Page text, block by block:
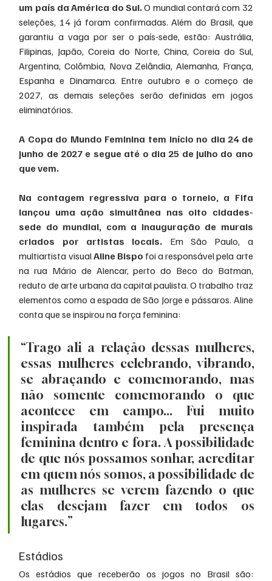
um país da América do Sul. O mundial contará com 32
seleções, 14 já foram confirmadas. Além do Brasil, que
garantiu a vaga por ser o país-sede, estão: Austrália,
Filipinas, Japão, Coreia do Norte, China, Coreia do Sul,
Argentina, Colômbia, Nova Zelândia, Alemanha, França,
Espanha e Dinamarca. Entre outubro e o começo de
2027, as demais seleções serão definidas em jogos
eliminatórios.
A Copa do Mundo Feminina tem início no dia 24 de
junho de 2027 e segue até o dia 25 de julho do ano
que vem.
Na contagem regressiva para o torneio, a Fifa
lançou uma ação simultânea nas oito cidades-
sede do mundial, com a inauguração de murais
criados por artistas locais. Em São Paulo, a
multiartista visual Aline Bispo foi a responsável pela arte
na rua Mário de Alencar, perto do Beco do Batman,
reduto de arte urbana da capital paulista. O trabalho traz
elementos como a espada de São Jorge e pássaros. Aline
conta que se inspirou na força feminina:
“Trago ali a relação dessas mulheres,
essas mulheres celebrando, vibrando,
se abraçando e comemorando, mas
não somente comemorando o que
acontece em campo... Fui muito
inspirada também pela presença
feminina dentro e fora. A possibilidade
de que nós possamos sonhar, acreditar
em quem nós somos, a possibilidade de
as mulheres se verem fazendo o que
elas desejam fazer em todos os
lugares.”
Estádios
Os estádios que receberão os jogos no Brasil são: